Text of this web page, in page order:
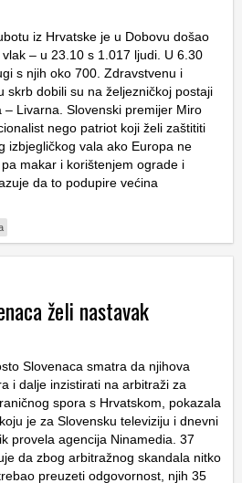
iz Hrvatske je u Dobovu došao
– u 23.10 s 1.017 ljudi. U 6.30
s njih oko 700. Zdravstvenu i
skrb dobili su na željezničkoj postaji
– Livarna. Slovenski premijer Miro
nego patriot koji želi zaštititi
izbjegličkog vala ako Europa ne
makar i korištenjem ograde i
da to podupire većina
želi nastavak
Slovenaca smatra da njihova
i dalje inzistirati na arbitraži za
spora s Hrvatskom, pokazala
je za Slovensku televiziju i dnevni
provela agencija Ninamedia. 37
da zbog arbitražnog skandala nitko
preuzeti odgovornost, njih 35